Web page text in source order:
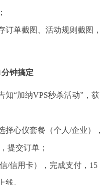
订单截图、活动规则截图，
钟搞定
知“加纳VPS秒杀活动”，获
择心仪套餐（个人/企业），
提交订单；
/信用卡），完成支付，15
线。